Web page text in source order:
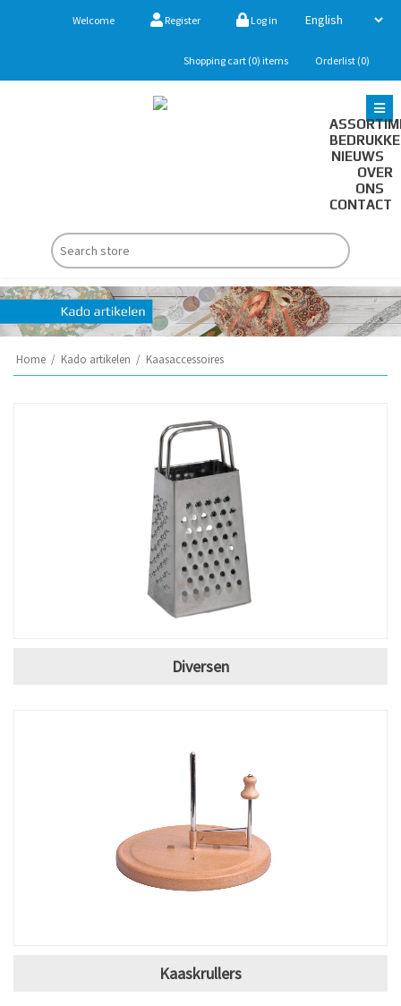
Welcome Register Log in
Shopping cart (0) items Orderlist (0)
NIEUWS
OVER
ONS
CONTACT
Home / Kado artikelen / Kaasaccessoires
Diversen
Kaaskrullers